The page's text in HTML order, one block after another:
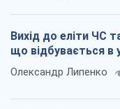
Вихід до еліти ЧС
що відбувається в
Олександр Липенко